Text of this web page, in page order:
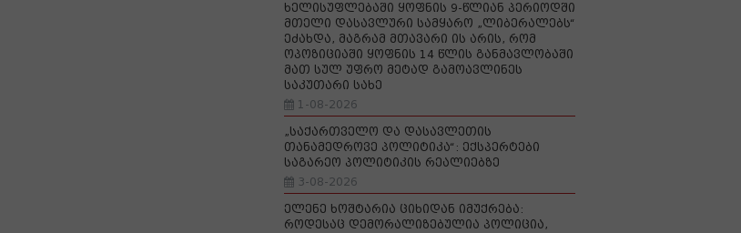
ხელისუფლებაში ყოფნის 9-წლიან პერიოდში
მთელი დასავლური სამყარო „ლიბერალებს“
ეძახდა, მაგრამ მთავარი ის არის, რომ
ოპოზიციაში ყოფნის 14 წლის განმავლობაში
მათ სულ უფრო მეტად გამოავლინეს
საკუთარი სახე
1-08-2026
„საქართველო და დასავლეთის
თანამედროვე პოლიტიკა“: ექსპერტები
საგარეო პოლიტიკის რეალიებზე
3-08-2026
ელენე ხოშტარია ციხიდან იმუქრება:
როდესაც დემორალიზებულია პოლიცია,